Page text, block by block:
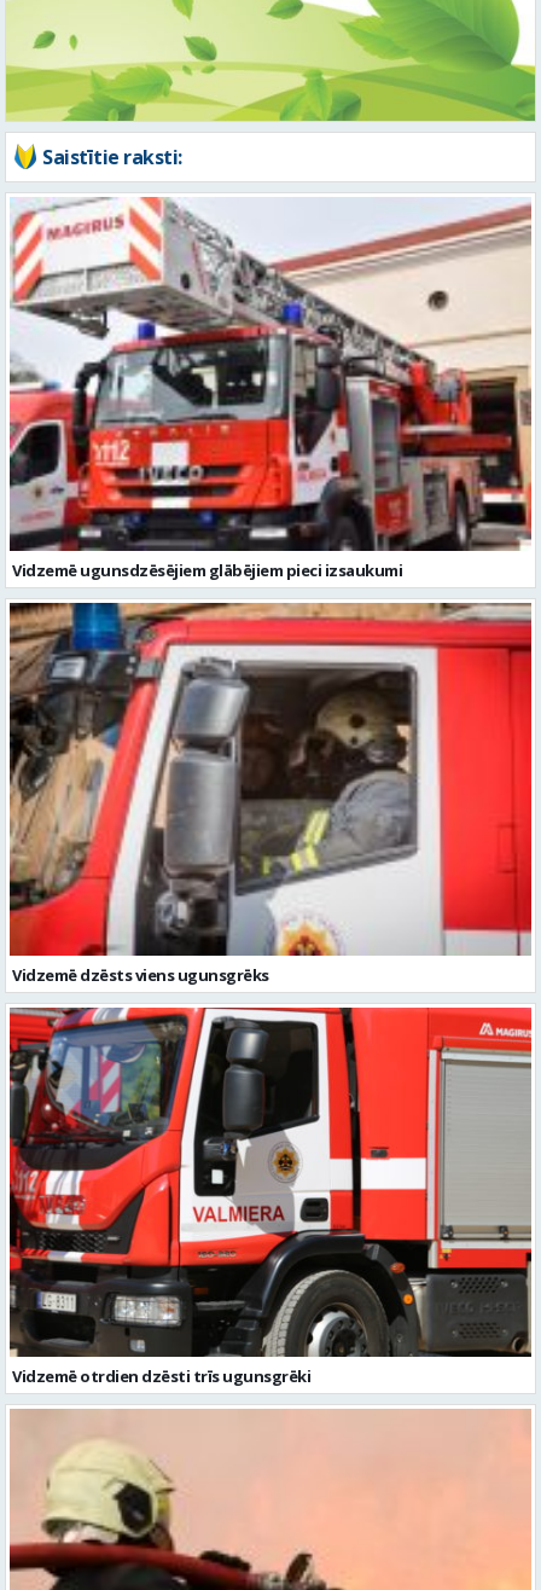
Saistītie raksti:
Vidzemē ugunsdzēsējiem glābējiem pieci izsaukumi
Vidzemē dzēsts viens ugunsgrēks
Vidzemē otrdien dzēsti trīs ugunsgrēki